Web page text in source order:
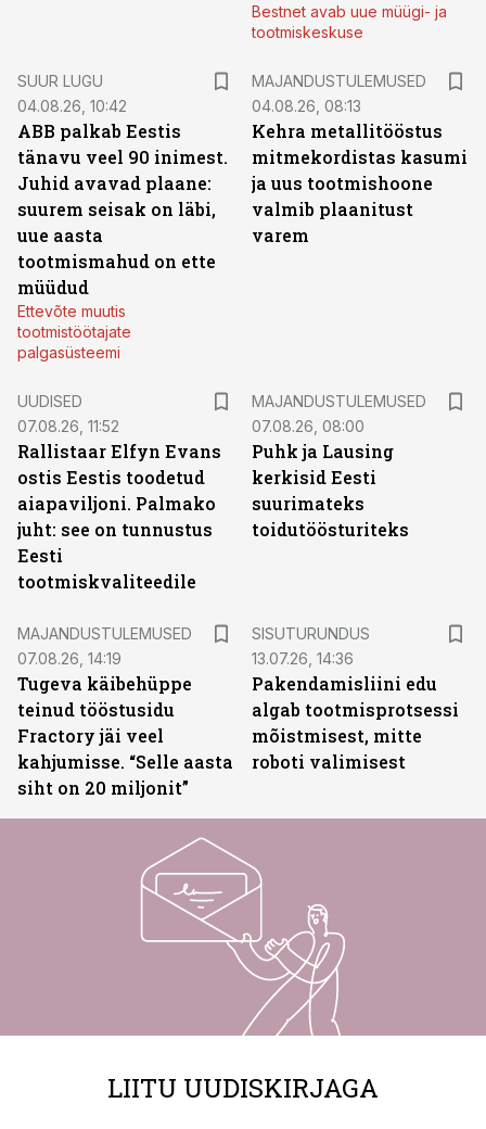
Bestnet avab uue müügi- ja
tootmiskeskuse
SUUR LUGU
04.08.26, 10:42
ABB palkab Eestis
tänavu veel 90 inimest.
Juhid avavad plaane:
suurem seisak on läbi,
uue aasta
tootmismahud on ette
müüdud
Ettevõte muutis
tootmistöötajate
palgasüsteemi
MAJANDUSTULEMUSED
04.08.26, 08:13
Kehra metallitööstus
mitmekordistas kasumi
ja uus tootmishoone
valmib plaanitust
varem
UUDISED
07.08.26, 11:52
Rallistaar Elfyn Evans
ostis Eestis toodetud
aiapaviljoni. Palmako
juht: see on tunnustus
Eesti
tootmiskvaliteedile
MAJANDUSTULEMUSED
07.08.26, 08:00
Puhk ja Lausing
kerkisid Eesti
suurimateks
toidutöösturiteks
MAJANDUSTULEMUSED
07.08.26, 14:19
Tugeva käibehüppe
teinud tööstusidu
Fractory jäi veel
kahjumisse. “Selle aasta
siht on 20 miljonit”
SISUTURUNDUS
13.07.26, 14:36
Pakendamisliini edu
algab tootmisprotsessi
mõistmisest, mitte
roboti valimisest
LIITU UUDISKIRJAGA